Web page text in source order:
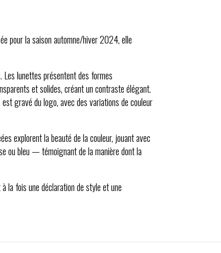
pour la saison automne/hiver 2024, elle
Les lunettes présentent des formes
et solides, créant un contraste élégant.
gravé du logo, avec des variations de couleur
explorent la beauté de la couleur, jouant avec
ou bleu — témoignant de la manière dont la
la fois une déclaration de style et une